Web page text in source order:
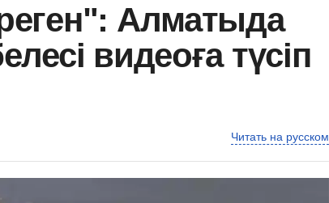
Алматыда
видеоға түсіп
Читать на русском